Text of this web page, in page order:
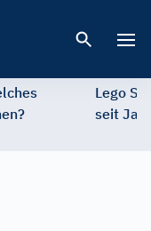
Lego
seit